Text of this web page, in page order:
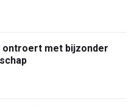
ontroert met bijzonder